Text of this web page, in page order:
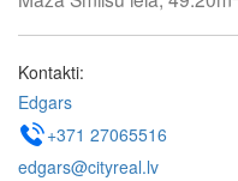
Kontakti:
Edgars
+371 27065516
edgars@cityreal.lv